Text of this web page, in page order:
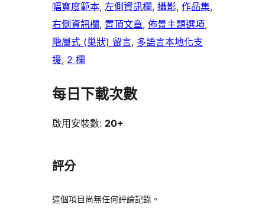
幅寬度範本, 左側資訊欄, 攝影, 作品集
右側資訊欄, 置頂文章, 佈景主題選項
階層式 (巢狀) 留言, 多語言本地化支
援, 2 欄
每日下載次數
啟用安裝數: 20+
評分
這個項目尚無任何評論記錄。